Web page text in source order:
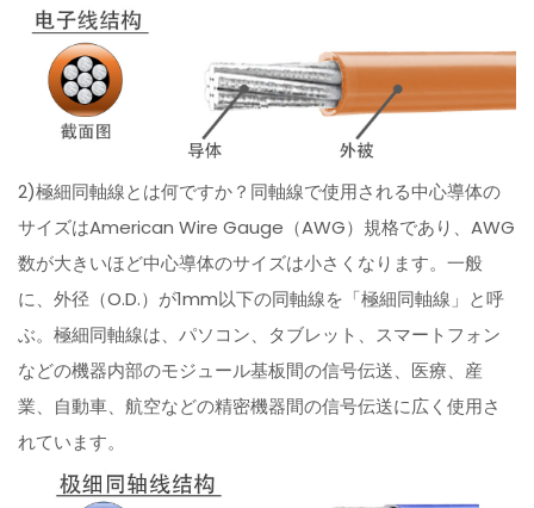
2)極細同軸線とは何ですか？同軸線で使用される中心導体の
サイズはAmerican Wire Gauge（AWG）規格であり、AWG
数が大きいほど中心導体のサイズは小さくなります。一般
に、外径（O.D.）が1mm以下の同軸線を「極細同軸線」と呼
ぶ。極細同軸線は、パソコン、タブレット、スマートフォン
などの機器内部のモジュール基板間の信号伝送、医療、産
業、自動車、航空などの精密機器間の信号伝送に広く使用さ
れています。